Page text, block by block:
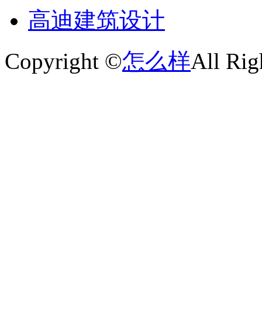
高迪建筑设计
Copyright ©怎么样All